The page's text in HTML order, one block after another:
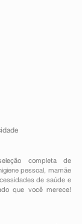
completa de
pessoal ,mamãe
de saúde e
que você merece!